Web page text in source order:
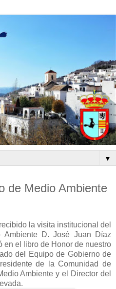
▼
de Medio Ambiente
la visita institucional del
Ambiente D. José Juan Díaz
en el libro de Honor de nuestro
del Equipo de Gobierno de
de la Comunidad de
Ambiente y el Director del